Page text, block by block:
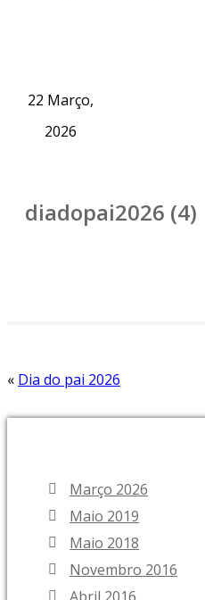
22 Março,
2026
diadopai2026 (4)
« Dia do pai 2026
Março 2026
Maio 2019
Maio 2018
Novembro 2016
Abril 2016